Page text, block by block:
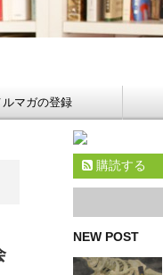
ルマガの登録
購読する
NEW POST